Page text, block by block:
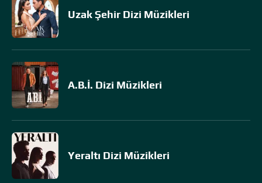
Uzak Şehir Dizi Müzikleri
A.B.İ. Dizi Müzikleri
Yeraltı Dizi Müzikleri